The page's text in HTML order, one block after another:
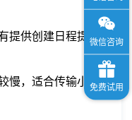
提供创建日程提醒
慢，适合传输小型